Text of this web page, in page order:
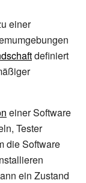
einer
definiert
einer Software
Tester
die Software
ein Zustand